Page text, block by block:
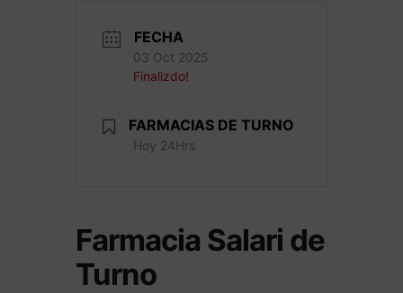
FECHA
03 Oct 2025
Finalizdo!
FARMACIAS DE TURNO
Hoy 24Hrs
Farmacia Salari de
Turno